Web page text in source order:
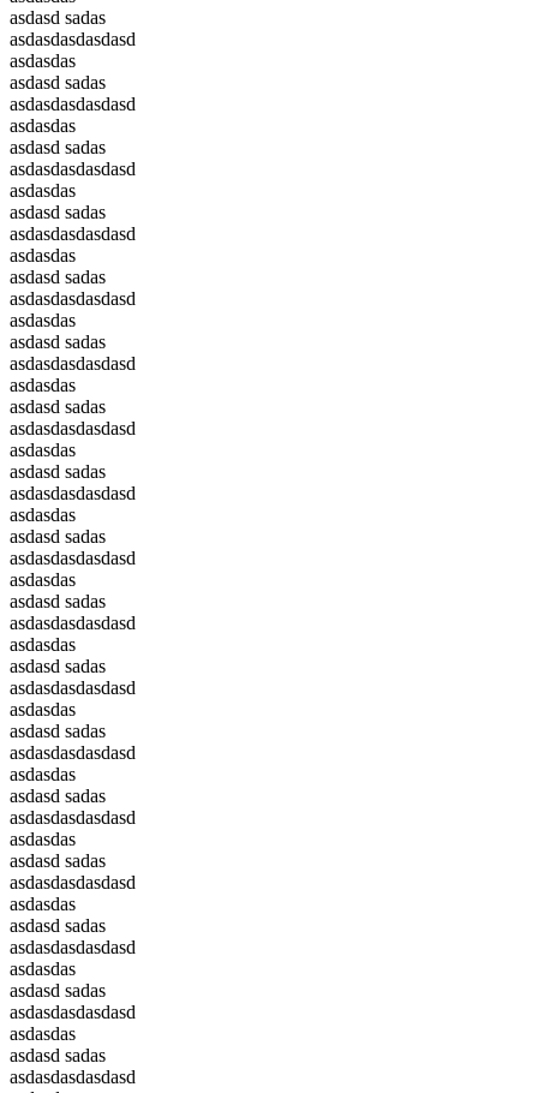
asdasd sadas
asdasdasdasdasd
asdasdas
asdasd sadas
asdasdasdasdasd
asdasdas
asdasd sadas
asdasdasdasdasd
asdasdas
asdasd sadas
asdasdasdasdasd
asdasdas
asdasd sadas
asdasdasdasdasd
asdasdas
asdasd sadas
asdasdasdasdasd
asdasdas
asdasd sadas
asdasdasdasdasd
asdasdas
asdasd sadas
asdasdasdasdasd
asdasdas
asdasd sadas
asdasdasdasdasd
asdasdas
asdasd sadas
asdasdasdasdasd
asdasdas
asdasd sadas
asdasdasdasdasd
asdasdas
asdasd sadas
asdasdasdasdasd
asdasdas
asdasd sadas
asdasdasdasdasd
asdasdas
asdasd sadas
asdasdasdasdasd
asdasdas
asdasd sadas
asdasdasdasdasd
asdasdas
asdasd sadas
asdasdasdasdasd
asdasdas
asdasd sadas
asdasdasdasdasd